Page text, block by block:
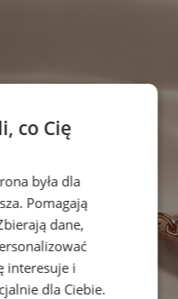
co Cię
była dla
Pomagają
dane,
interesuje i
dla Ciebie.